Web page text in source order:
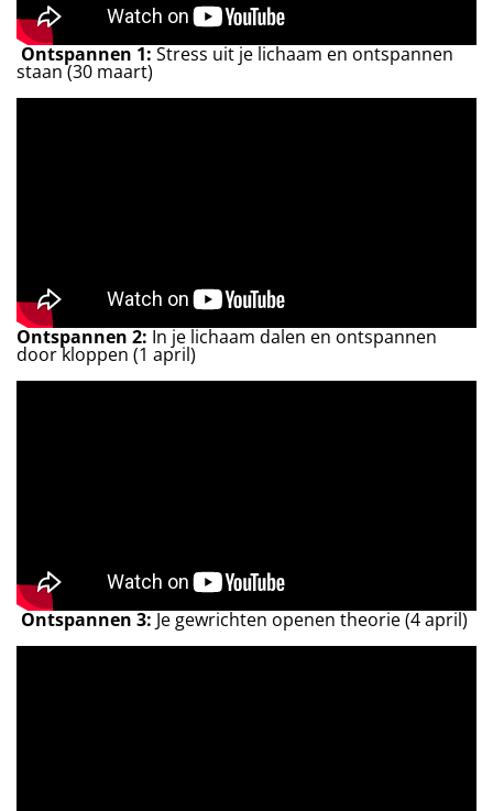
Ontspannen 1: Stress uit je lichaam en ontspannen
staan (30 maart)
Ontspannen 2: In je lichaam dalen en ontspannen
door kloppen (1 april)
Ontspannen 3: Je gewrichten openen theorie (4 april)